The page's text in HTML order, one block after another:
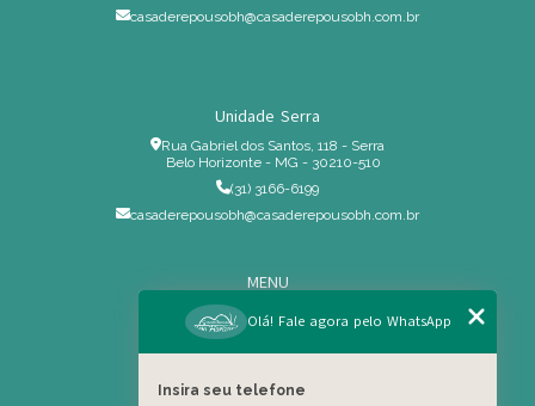
casaderepousobh@casaderepousobh.com.br
Unidade Serra
Rua Gabriel dos Santos, 118 - Serra
Belo Horizonte - MG - 30210-510
(31) 3166-6199
casaderepousobh@casaderepousobh.com.br
MENU
Home
Institucional
Olá! Fale agora pelo WhatsApp
Insira seu telefone